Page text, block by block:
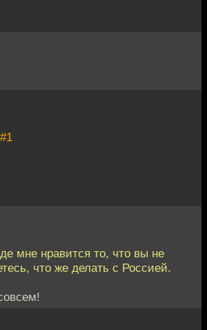
#1
мне нравится то, что вы не
что же делать с Россией.